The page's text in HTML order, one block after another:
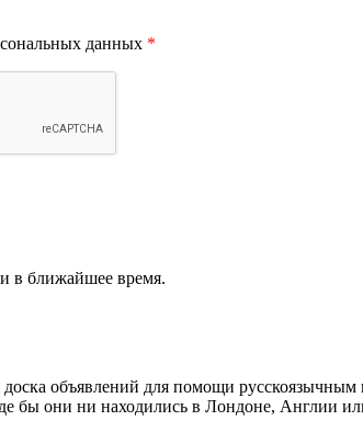
данных *
в ближайшее время.
объявлений для помощи
бы они ни находились в Лондоне, Англии